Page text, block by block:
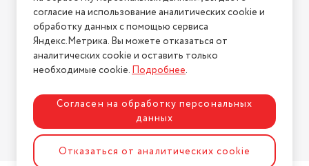
2026 © Интернет-магазин "АстМаркет". У нас есть всё!
Политика конфиденциальности
Разработка сайтаASTDESIGN
согласие на использование аналитических cookie и
обработку данных с помощью сервиса
Яндекс.Метрика. Вы можете отказаться от
аналитических cookie и оставить только
необходимые cookie.Подробнее.
Согласен на обработку персональных
данных
Отказаться от аналитических cookie